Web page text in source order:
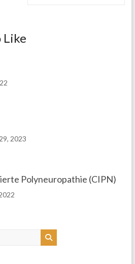
Like
2023
Polyneuropathie (CIPN)